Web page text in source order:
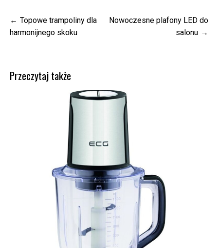
Nawigacja
wpisu
Topowe trampoliny dla
harmonijnego skoku
Nowoczesne plafony LED do
salonu
Przeczytaj także